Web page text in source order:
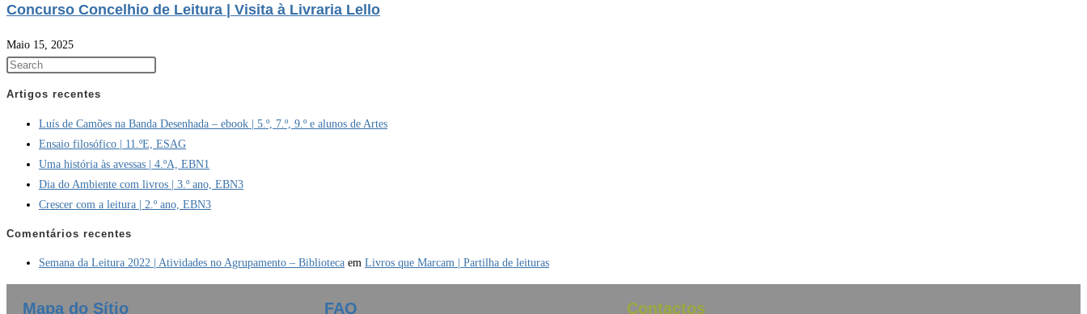
Concurso Concelhio de Leitura | Visita à Livraria Lello
Maio 15, 2025
Artigos recentes
Luís de Camões na Banda Desenhada – ebook | 5.º, 7.º, 9.º e alunos de Artes
Ensaio filosófico | 11.ºE, ESAG
Uma história às avessas | 4.ºA, EBN1
Dia do Ambiente com livros | 3.º ano, EBN3
Crescer com a leitura | 2.º ano, EBN3
Comentários recentes
Semana da Leitura 2022 | Atividades no Agrupamento – Biblioteca em Livros que Marcam | Partilha de leituras
Mapa do Sítio FAQ Contactos